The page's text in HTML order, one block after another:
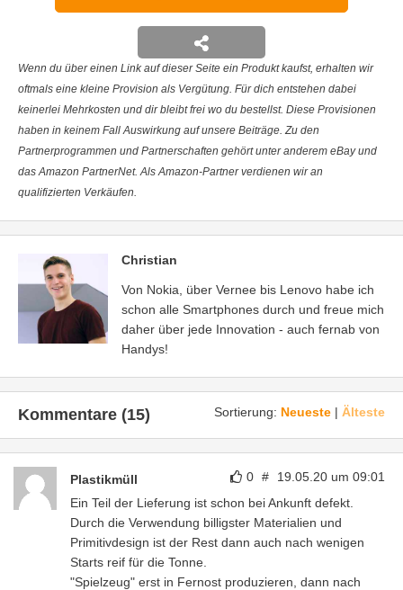
Wenn du über einen Link auf dieser Seite ein Produkt kaufst, erhalten wir
oftmals eine kleine Provision als Vergütung. Für dich entstehen dabei
keinerlei Mehrkosten und dir bleibt frei wo du bestellst. Diese Provisionen
haben in keinem Fall Auswirkung auf unsere Beiträge. Zu den
Partnerprogrammen und Partnerschaften gehört unter anderem eBay und
das Amazon PartnerNet. Als Amazon-Partner verdienen wir an
qualifizierten Verkäufen.
Christian
Von Nokia, über Vernee bis Lenovo habe ich
schon alle Smartphones durch und freue mich
daher über jede Innovation - auch fernab von
Handys!
Sortierung: Neueste | Älteste
Kommentare (15)
0 # 19.05.20 um 09:01
Plastikmüll
Ein Teil der Lieferung ist schon bei Ankunft defekt.
Durch die Verwendung billigster Materialien und
Primitivdesign ist der Rest dann auch nach wenigen
Starts reif für die Tonne.
"Spielzeug" erst in Fernost produzieren, dann nach